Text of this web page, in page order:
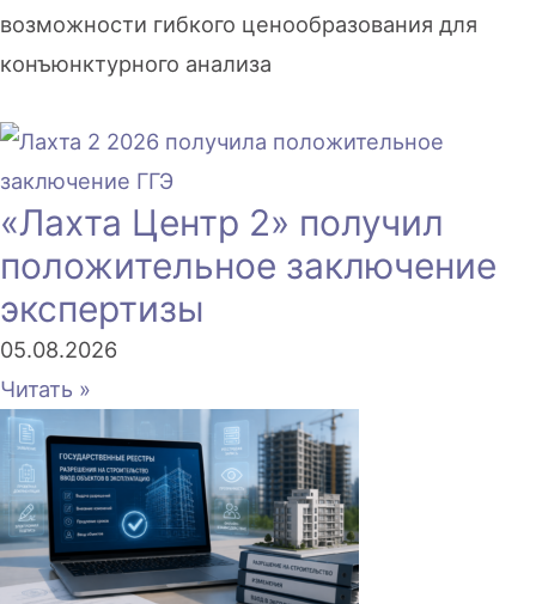
возможности гибкого ценообразования для
конъюнктурного анализа
«Лахта Центр 2» получил
положительное заключение
экспертизы
05.08.2026
Читать »